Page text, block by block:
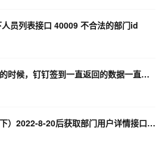
员列表接口 40009 不合法的部门id
为什么我在调试钉钉接口的时候，钉钉签到一直返回的数据一直是空的？
钉钉（内部应用开发情景下）2022-8-20后获取部门用户详情接口线上跑会报超时且无错误码和错误消息